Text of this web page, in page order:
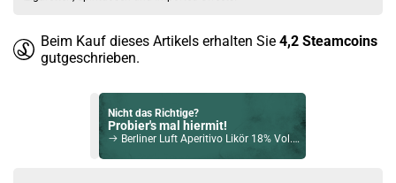
Beim Kauf dieses Artikels erhalten Sie 4,2 Steamcoins
gutgeschrieben.
Nicht das Richtige?
Probier's mal hiermit!
Berliner Luft Aperitivo Likör 18% Vol. 700ml